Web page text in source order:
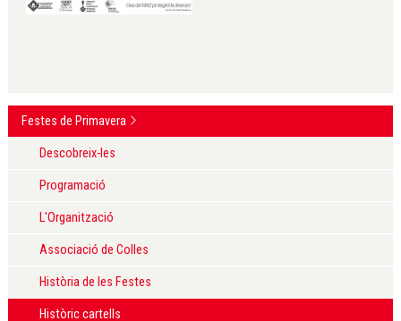
Festes de Primavera
Descobreix-les
Programació
L'Organització
Associació de Colles
Història de les Festes
Històric cartells